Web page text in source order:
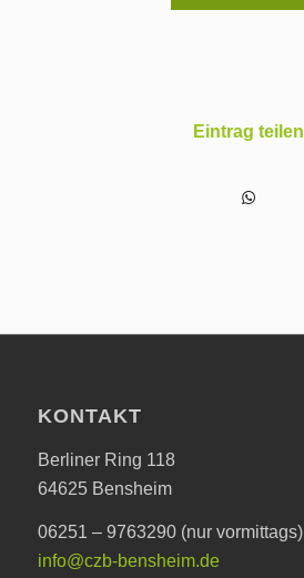
Eintrag teilen
KONTAKT
Berliner Ring 118
64625 Bensheim
06251 – 9763290 (nur vormittags)
info@czb-bensheim.de